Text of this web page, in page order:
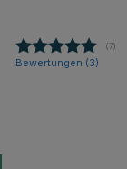
(7)
Bewertungen (3)